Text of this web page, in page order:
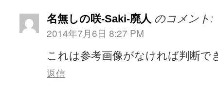
名無しの咲-Saki-廃人 のコメント:
2014年7月6日 8:27 PM
これは参考画像がなければ判断で
返信